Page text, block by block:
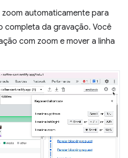
zoom automaticamente para
completa da gravação. Você
com zoom e mover a linha